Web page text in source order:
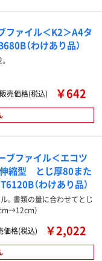
ァイル＜K2＞A4タ
（わけあり品）
販売価格(税込) ￥642
ファイル＜エコツ
縮型 とじ厚80また
（わけあり品）
。書類の量に合わせてとじ
）
価格(税込)
￥2,022